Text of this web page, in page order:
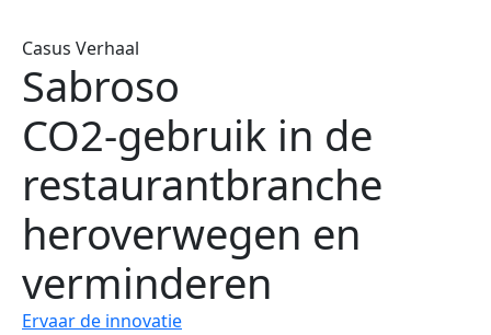
Casus Verhaal
Sabroso
CO2-gebruik in de
restaurantbranche
heroverwegen en
verminderen
Ervaar de innovatie